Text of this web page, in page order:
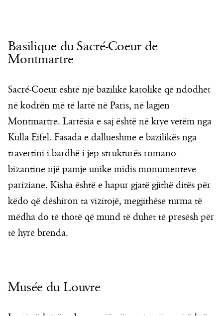
Basilique du Sacré-Coeur de
Montmartre
Sacré-Coeur është një bazilikë katolike që ndodhet
në kodrën më të lartë në Paris, në lagjen
Montmartre. Lartësia e saj është në krye vetëm nga
Kulla Eifel. Fasada e dallueshme e bazilikës nga
travertini i bardhë i jep strukturës romano-
bizantine një pamje unike midis monumenteve
pariziane. Kisha është e hapur gjatë gjithë ditës për
këdo që dëshiron ta vizitojë, megjithëse turma të
mëdha do të thotë që mund të duhet të presësh për
të hyrë brenda.
Musée du Louvre